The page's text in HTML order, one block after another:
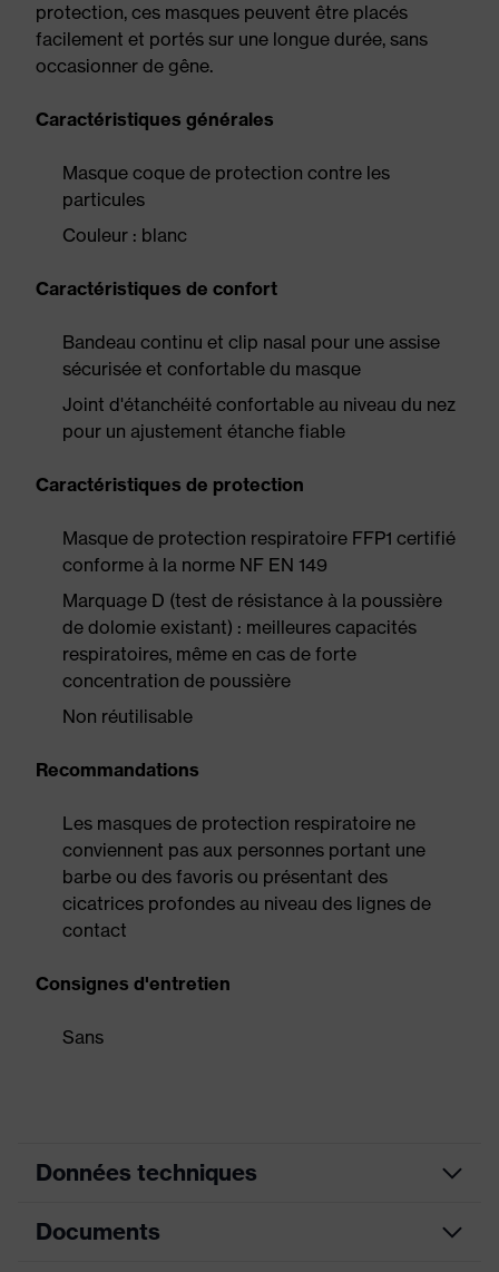
protection, ces masques peuvent être placés
facilement et portés sur une longue durée, sans
occasionner de gêne.
Caractéristiques générales
Masque coque de protection contre les
particules
Couleur : blanc
Caractéristiques de confort
Bandeau continu et clip nasal pour une assise
sécurisée et confortable du masque
Joint d'étanchéité confortable au niveau du nez
pour un ajustement étanche fiable
Caractéristiques de protection
Masque de protection respiratoire FFP1 certifié
conforme à la norme NF EN 149
Marquage D (test de résistance à la poussière
de dolomie existant) : meilleures capacités
respiratoires, même en cas de forte
concentration de poussière
Non réutilisable
Recommandations
Les masques de protection respiratoire ne
conviennent pas aux personnes portant une
barbe ou des favoris ou présentant des
cicatrices profondes au niveau des lignes de
contact
Consignes d'entretien
Sans
Données techniques
Équipement
Documents